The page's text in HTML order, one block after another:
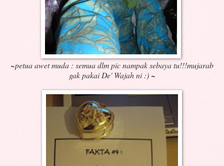
~petua awet muda : semua dlm pic nampak sebaya tu!!!mujarab
gak pakai De' Wajah ni :) ~